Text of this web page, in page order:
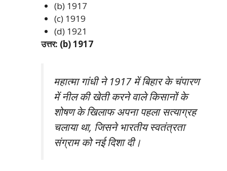
(b) 1917
(c) 1919
(d) 1921
उत्तर: (b) 1917
महात्मा गांधी ने 1917 में बिहार के चंपारण
में नील की खेती करने वाले किसानों के
शोषण के खिलाफ अपना पहला सत्याग्रह
चलाया था, जिसने भारतीय स्वतंत्रता
संग्राम को नई दिशा दी।